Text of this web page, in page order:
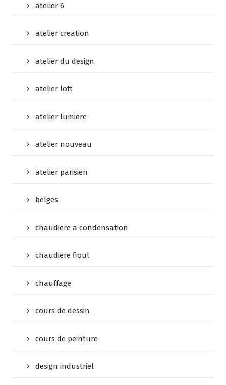
atelier 6
atelier creation
atelier du design
atelier loft
atelier lumiere
atelier nouveau
atelier parisien
belges
chaudiere a condensation
chaudiere fioul
chauffage
cours de dessin
cours de peinture
design industriel